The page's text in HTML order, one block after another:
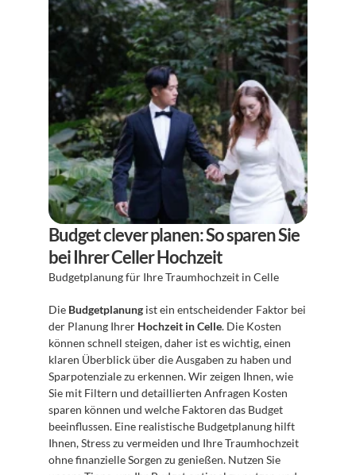
Budget clever planen: So sparen Sie
bei Ihrer Celler Hochzeit
Budgetplanung für Ihre Traumhochzeit in Celle
Die Budgetplanung ist ein entscheidender Faktor bei
der Planung Ihrer Hochzeit in Celle. Die Kosten
können schnell steigen, daher ist es wichtig, einen
klaren Überblick über die Ausgaben zu haben und
Sparpotenziale zu erkennen. Wir zeigen Ihnen, wie
Sie mit Filtern und detaillierten Anfragen Kosten
sparen können und welche Faktoren das Budget
beeinflussen. Eine realistische Budgetplanung hilft
Ihnen, Stress zu vermeiden und Ihre Traumhochzeit
ohne finanzielle Sorgen zu genießen. Nutzen Sie